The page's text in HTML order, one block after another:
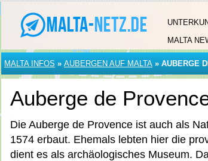
MALTA
MALTA INFOS » AUBERGEN AUF MALTA » AUBERGE
Auberge de
Die Auberge de Provence ist auch als
1574 erbaut. Ehemals lebten hier die
dient es als archäologisches Museum.